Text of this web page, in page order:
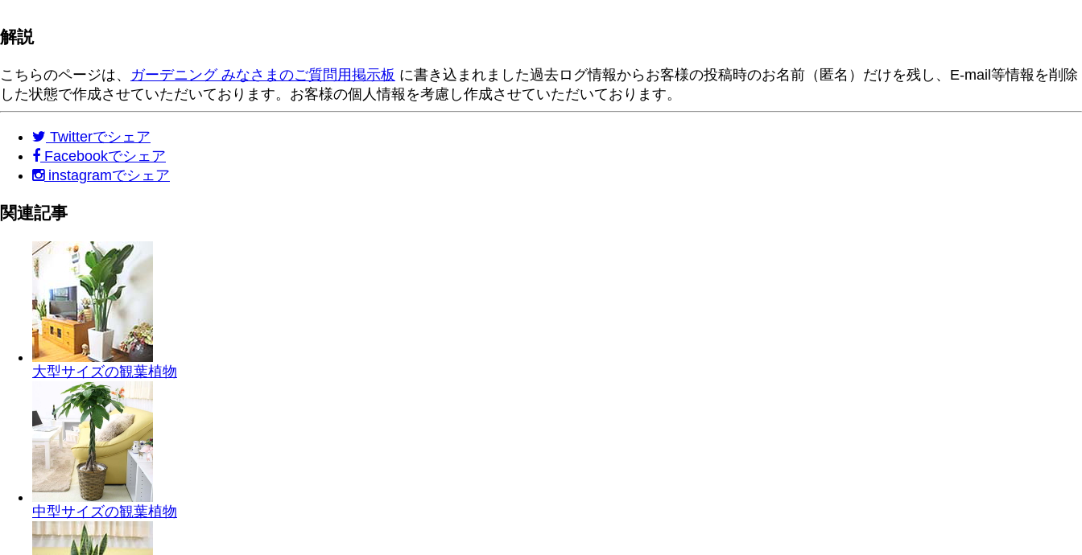
解説
こちらのページは、 ガーデニング みなさまのご質問用掲示板 に書き込まれました過去ログ情報からお客様の投稿時のお名前（匿名）だけを残し、E-mail等情報を削除
した状態で作成させていただいております。お客様の個人情報を考慮し作成させていただいております。
Twitterでシェア
Facebookでシェア
instagramでシェア
関連記事
大型サイズの観葉植物
中型サイズの観葉植物